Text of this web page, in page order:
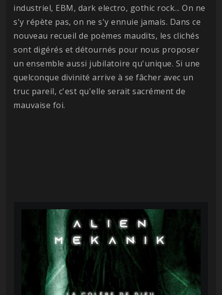
industriel, EBM, dark electro, gothic rock... On ne
s'y répète pas, on ne s'y ennuie jamais. Dans ce
nouveau recueil de poèmes maudits, les clichés
sont digérés et détournés pour nous proposer
un ensemble aussi jubilatoire qu'unique. Si une
quelconque divinité arrive à se fâcher avec un
truc pareil, c'est qu'elle serait sacrément de
mauvaise foi.